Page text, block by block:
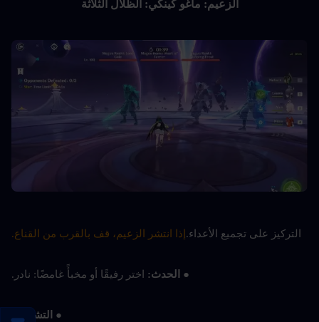
الزعيم: ماغو كينكي: الظلال الثلاثة
التركيز على تجميع الأعداء. إذا انتشر الزعيم، قف بالقرب من القناع.
● الحدث: اختر رفيقًا أو مخبأً غامضًا: نادر.
● التشكيلة: